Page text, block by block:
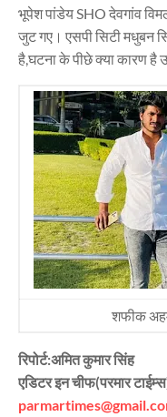
भूपेश पांडेय SHO देवगांव
जुट गए। एसपी सिटी मधुबन
है,घटना के पीछे क्या कारण है
शफीक
रिपोर्ट:अमित कुमार सिंह
एडिटर इन चीफ(परमार